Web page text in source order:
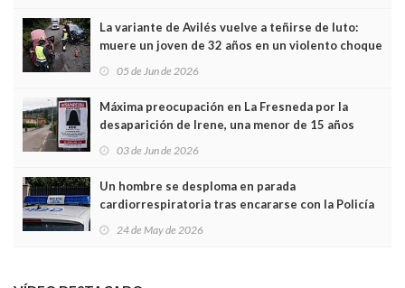
La variante de Avilés vuelve a teñirse de luto:
muere un joven de 32 años en un violento choque
frontal
05 de Jun de 2026
Máxima preocupación en La Fresneda por la
desaparición de Irene, una menor de 15 años
03 de Jun de 2026
Un hombre se desploma en parada
cardiorrespiratoria tras encararse con la Policía
Local en Luanco
24 de May de 2026